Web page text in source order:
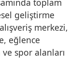
toplam
geliştirme
merkezi,
eğlence
spor alanları